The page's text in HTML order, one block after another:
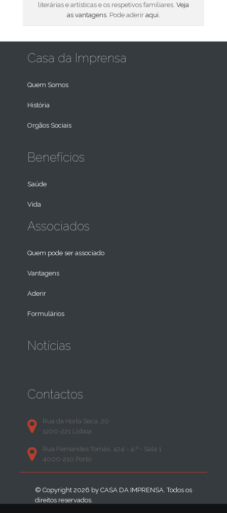
literárias e artísticas e os respetivos familiares. Veja
as vantagens. Pode aderir aqui
Casa da Imprensa
Quem Somos
História
Orgãos Sociais
Benefícios
Saúde
Vida
Associados
Quem pode ser associado
Vantagens
Aderir
Formulários
Notícias
Contactos
Rua da Horta Seca, 20
1200-221 Lisboa
Rua Fernandes Tomás, 424 - 4.º - Sala 1
4000-210 Porto
© Copyright 2026 by CASA DA IMPRENSA . Todos os
direitos reservados.